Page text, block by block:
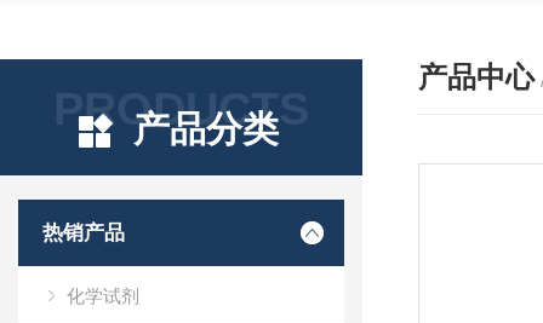
PRODUCTS
产品分类
热销产品
化学试剂
产品中心